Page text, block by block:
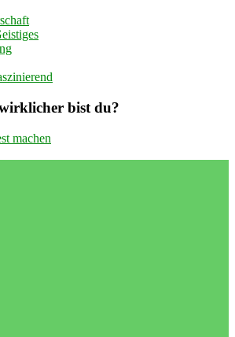
bist du?
machen